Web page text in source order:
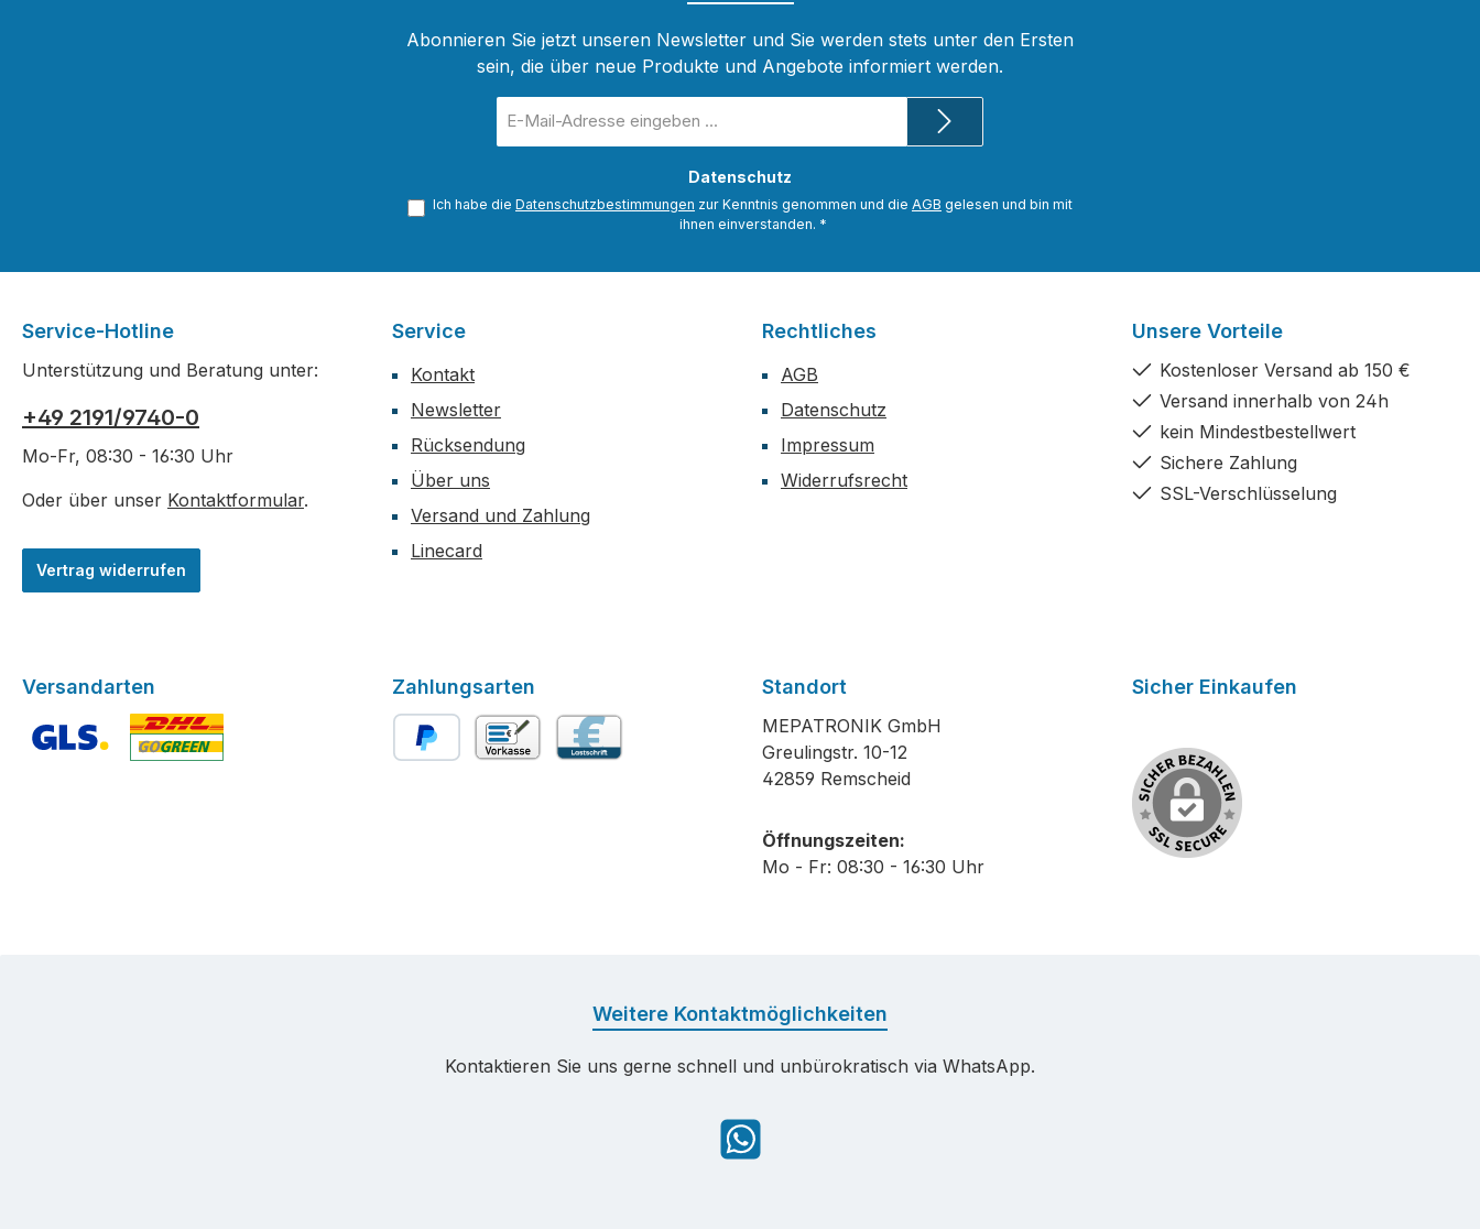
Abonnieren Sie jetzt unseren Newsletter und Sie werden stets unter den Ersten
sein, die über neue Produkte und Angebote informiert werden.
Mail-
Datenschutz
Ich habe die Datenschutzbestimmungen zur Kenntnis genommen und die AGB gelesen und bin mit
ihnen einverstanden. *
Service-Hotline
Unterstützung und Beratung unter:
+49 2191/9740-0
Mo-Fr, 08:30 - 16:30 Uhr
Oder über unser Kontaktformular.
Vertrag widerrufen
Service
Kontakt
Newsletter
Rücksendung
Über uns
Versand und Zahlung
Linecard
Rechtliches
AGB
Datenschutz
Impressum
Widerrufsrecht
Unsere Vorteile
Kostenloser Versand ab 150 €
Versand innerhalb von 24h
kein Mindestbestellwert
Sichere Zahlung
SSL-Verschlüsselung
Versandarten Zahlungsarten Standort
MEPATRONIK GmbH
Greulingstr. 10-12
42859 Remscheid
Öffnungszeiten:
Mo - Fr: 08:30 - 16:30 Uhr
Sicher Einkaufen
Weitere Kontaktmöglichkeiten
Kontaktieren Sie uns gerne schnell und unbürokratisch via WhatsApp.
WhatsApp